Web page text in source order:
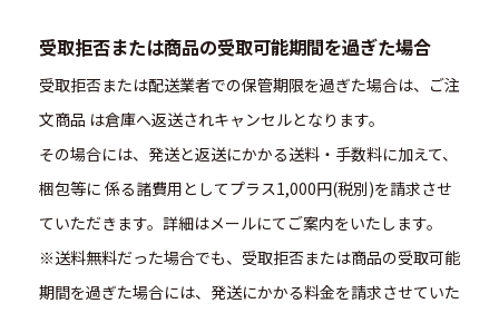
受取拒否または商品の受取可能期間を過ぎた場合
受取拒否または配送業者での保管期限を過ぎた場合は、ご注
文商品 は倉庫へ返送されキャンセルとなります。
その場合には、発送と返送にかかる送料・手数料に加えて、
梱包等に 係る諸費用としてプラス1,000円(税別)を請求させ
ていただきます。詳細はメールにてご案内をいたします。
※送料無料だった場合でも、受取拒否または商品の受取可能
期間を過ぎた場合には、発送にかかる料金を請求させていた